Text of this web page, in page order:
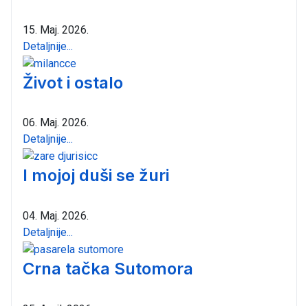
15. Maj. 2026.
Detaljnije...
Život i ostalo
06. Maj. 2026.
Detaljnije...
I mojoj duši se žuri
04. Maj. 2026.
Detaljnije...
Crna tačka Sutomora